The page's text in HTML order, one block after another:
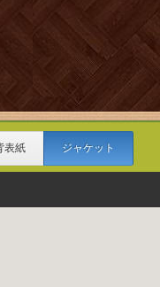
表紙 ジャケット